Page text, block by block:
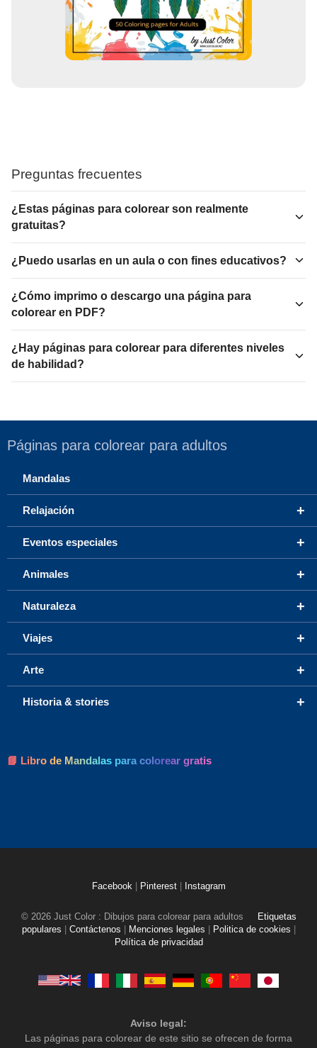
Preguntas frecuentes
¿Estas páginas para colorear son realmente
gratuitas?
¿Puedo usarlas en un aula o con fines educativos?
¿Cómo imprimo o descargo una página para
colorear en PDF?
¿Hay páginas para colorear para diferentes niveles
de habilidad?
Páginas para colorear para adultos
Mandalas
+
Relajación
+
Eventos especiales
+
Animales
+
Naturaleza
+
Viajes
+
Arte
+
Historia & stories
📘 Libro de Mandalas para colorear gratis
Facebook Pinterest Instagram
© 2026 Just Color : Dibujos para colorear para adultos
Etiquetas
populares
Contáctenos Menciones legales Politica de cookies
Política de privacidad
Aviso legal:
Las páginas para colorear de este sitio se ofrecen de forma